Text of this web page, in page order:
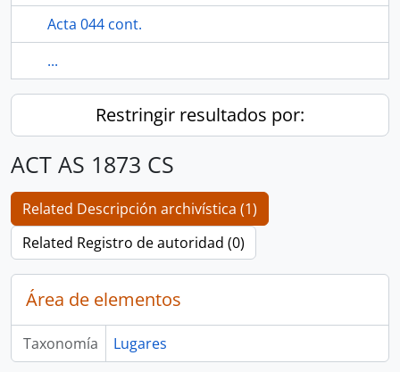
Acta 044 cont.
...
Restringir resultados por:
ACT AS 1873 CS
Related Descripción archivística (1)
Related Registro de autoridad (0)
Área de elementos
Taxonomía Lugares